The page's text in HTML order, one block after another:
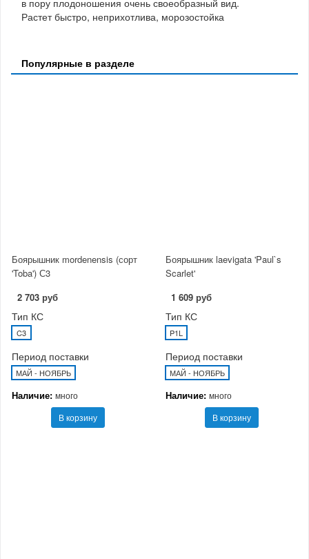
Растет быстро, неприхотлива, морозостойка
Популярные в разделе
Боярышник mordenensis (сорт
'Toba') С3
2 703 руб
Тип КС
C3
Период поставки
МАЙ - НОЯБРЬ
Наличие: много
В корзину
Боярышник laevigata 'Paul`s
Scarlet'
1 609 руб
Тип КС
P1L
Период поставки
МАЙ - НОЯБРЬ
Наличие: много
В корзину